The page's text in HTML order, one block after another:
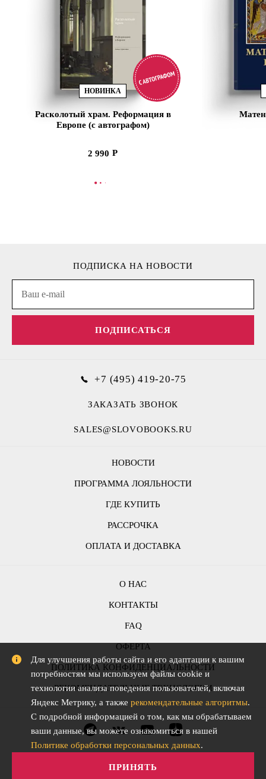
НОВИНКА
Расколотый храм. Реформация в
Европе (с автографом)
2 990
В КОРЗИНУ
НОВОСТИ
ПРОГРАММА ЛОЯЛЬНОСТИ
ГДЕ КУПИТЬ
РАССРОЧКА
ОПЛАТА И ДОСТАВКА
ПОДПИСКА НА НОВОСТИ
ПОДПИСАТЬСЯ
О НАС
КОНТАКТЫ
FAQ
ОФЕРТА
ПОЛИТИКА КОНФИДЕНЦИАЛЬНОСТИ
РЕКОМЕНДАТЕЛЬНЫЕ ТЕХНОЛОГИИ
+7 (495) 419-20-75
ЗАКАЗАТЬ ЗВОНОК
SALES@SLOVOBOOKS.RU
Для улучшения работы сайта и его адаптации к вашим
потребностям мы используем файлы cookie и
технологии анализа поведения пользователей, включая
Яндекс Метрику, а также рекомендательные алгоритмы.
С подробной информацией о том, как мы обрабатываем
ваши данные, вы можете ознакомиться в нашей
Политике обработки персональных данных.
ПРИНЯТЬ